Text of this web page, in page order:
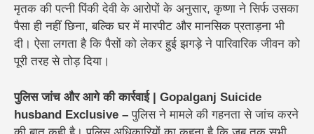
मृतक की पत्नी पिंकी देवी के आरोपों के अनुसार, कृष्णा ने सिर्फ उसका
पैसा ही नहीं छिना, बल्कि घर में मारपीट और मानसिक प्रताड़ना भी
दी। ऐसा लगता है कि पैसों को लेकर हुई झगड़े ने पारिवारिक जीवन को
पूरी तरह से तोड़ दिया।
पुलिस जांच और आगे की कार्रवाई | Gopalganj Suicide
husband Exclusive –पुलिस ने मामले की गहनता से जांच करने